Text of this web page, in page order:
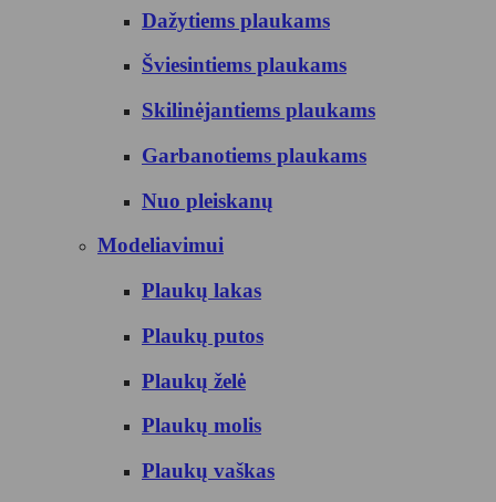
Dažytiems plaukams
Šviesintiems plaukams
Skilinėjantiems plaukams
Garbanotiems plaukams
Nuo pleiskanų
Modeliavimui
Plaukų lakas
Plaukų putos
Plaukų želė
Plaukų molis
Plaukų vaškas